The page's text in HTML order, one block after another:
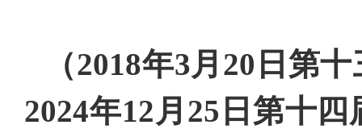
（2018年3月20日第
2024年12月25日第十